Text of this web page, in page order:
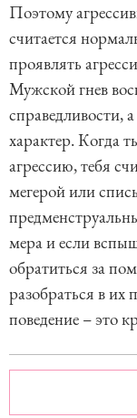
Поэтому
считается
проявлять
Мужской гнев
справедливости,
характер. Когда
агрессию, тебя
мегерой или
мера и если
обратиться за
разобраться в их
поведение – это